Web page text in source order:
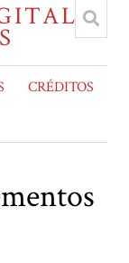
CRÉDITOS